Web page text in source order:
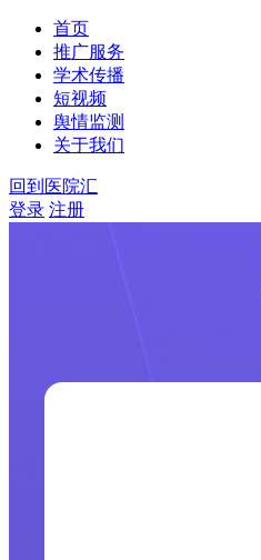
首页
推广服务
学术传播
短视频
舆情监测
关于我们
回到医院汇
登录 注册